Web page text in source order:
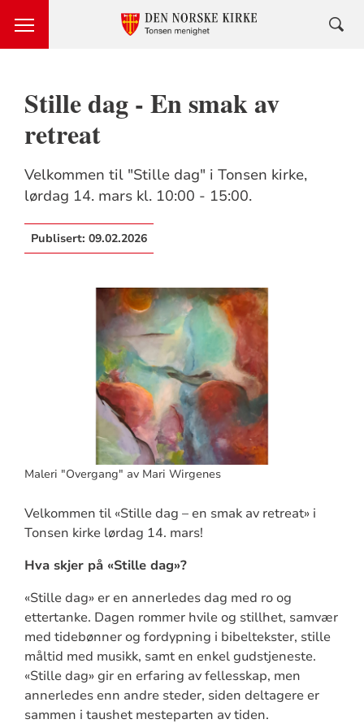
Stille dag - En smak av
retreat
Velkommen til "Stille dag" i Tonsen kirke,
lørdag 14. mars kl. 10:00 - 15:00.
Publisert: 09.02.2026
Maleri "Overgang" av Mari Wirgenes
Velkommen til «Stille dag – en smak av retreat» i
Tonsen kirke lørdag 14. mars!
Hva skjer på «Stille dag»?
«Stille dag» er en annerledes dag med ro og
ettertanke. Dagen rommer hvile og stillhet, samvær
med tidebønner og fordypning i bibeltekster, stille
måltid med musikk, samt en enkel gudstjeneste.
«Stille dag» gir en erfaring av fellesskap, men
annerledes enn andre steder, siden deltagere er
sammen i taushet mesteparten av tiden.